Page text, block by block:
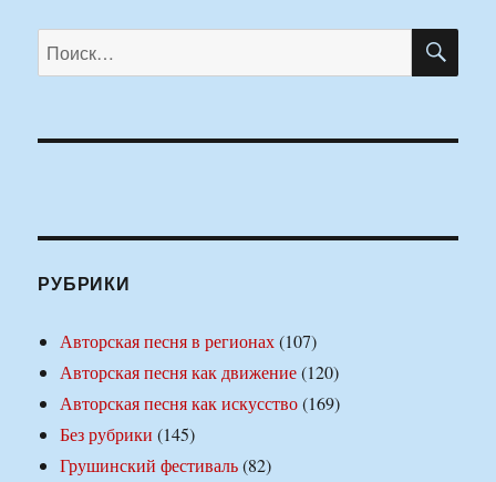
Искать:
РУБРИКИ
Авторская песня в регионах(107)
Авторская песня как движение(120)
Авторская песня как искусство(169)
Без рубрики (145)
Грушинский фестиваль(82)